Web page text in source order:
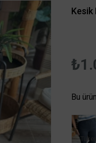
Kesik
Bu